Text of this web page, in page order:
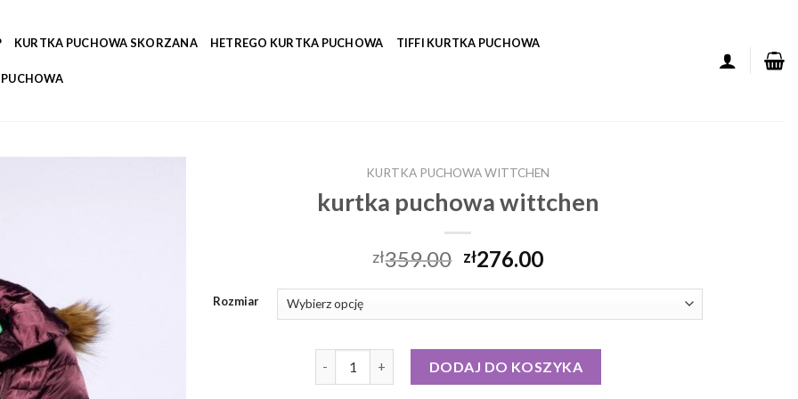
KURTKA PUCHOWA SKORZANA HETREGO KURTKA PUCHOWA TIFFI KURTKA PUCHOWA
KURTKA PUCHOWA WITTCHEN
kurtka puchowa wittchen
zł359.00 zł276.00
Rozmiar
DODAJ DO KOSZYKA